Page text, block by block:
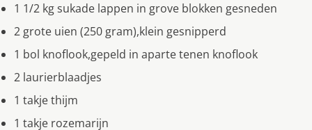
1 1/2 kg sukade lappen in grove blokken gesneden
2 grote uien (250 gram),klein gesnipperd
1 bol knoflook,gepeld in aparte tenen knoflook
2 laurierblaadjes
1 takje thijm
1 takje rozemarijn